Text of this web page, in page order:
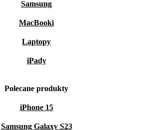
Samsung
MacBooki
Laptopy
iPady
Polecane produkty
iPhone 15
Samsung Galaxy S23